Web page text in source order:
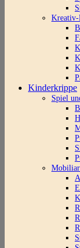
Kreativ-
Kinderkrippe
Spiel